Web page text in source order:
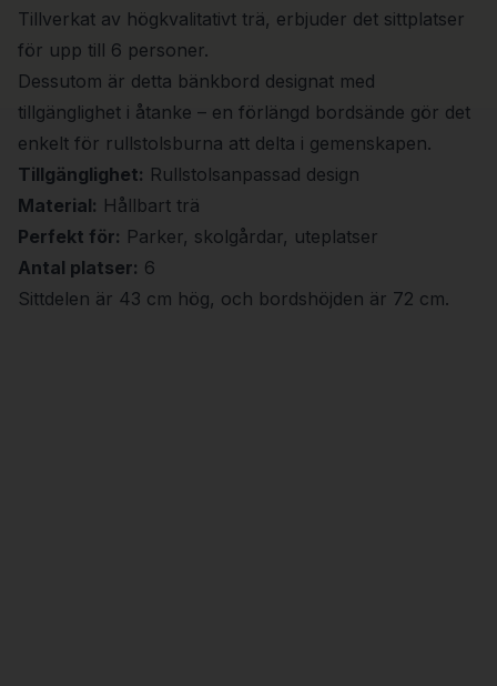
Tillverkat av högkvalitativt trä, erbjuder det sittplatser
för upp till 6 personer.
Dessutom är detta bänkbord designat med
tillgänglighet i åtanke – en förlängd bordsände gör det
enkelt för rullstolsburna att delta i gemenskapen.
Tillgänglighet: Rullstolsanpassad design
Material: Hållbart trä
Perfekt för: Parker, skolgårdar, uteplatser
Antal platser: 6
Sittdelen är 43 cm hög, och bordshöjden är 72 cm.